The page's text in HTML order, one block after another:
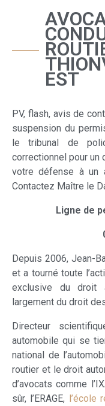
EST
PV, flash, avis de
suspension du
le tribunal de
correctionnel pour un
votre défense à un
Contactez Maître le
Ligne de
Depuis 2006, Jean-
et a tourné toute
exclusive du droit
largement du droit
Directeur
automobile qui se
national de
routier et le droit
d’avocats comme
sûr, l’ERAGE, l’école